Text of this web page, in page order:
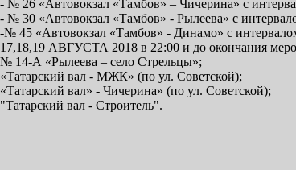
- № 26 «Автовокзал «Тамбов» – Чичерина» с
- № 30 «Автовокзал «Тамбов» - Рылеева» с
-№ 45 «Автовокзал «Тамбов» - Динамо» с
17,18,19 АВГУСТА 2018 в 22:00 и до окончания
№ 14-А «Рылеева – село Стрельцы»;
«Татарский вал - МЖК» (по ул. Советской);
«Татарский вал» - Чичерина» (по ул. Советской);
"Татарский вал - Строитель".